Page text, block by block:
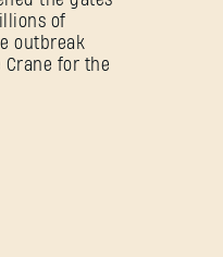
of
outbreak
Crane for the
Nie pamiętasz hasła?